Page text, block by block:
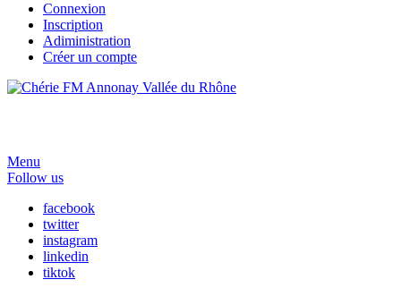
Connexion
Inscription
Adiministration
Créer un compte
Menu
Follow us
facebook
twitter
instagram
linkedin
tiktok